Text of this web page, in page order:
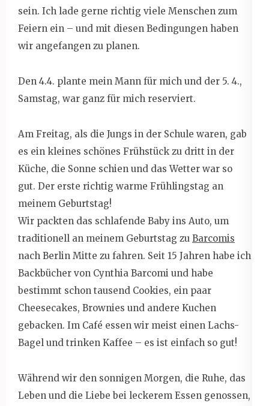
sein. Ich lade gerne richtig viele Menschen zum
Feiern ein – und mit diesen Bedingungen haben
wir angefangen zu planen.
Den 4.4. plante mein Mann für mich und der 5. 4.,
Samstag, war ganz für mich reserviert.
Am Freitag, als die Jungs in der Schule waren, gab
es ein kleines schönes Frühstück zu dritt in der
Küche, die Sonne schien und das Wetter war so
gut. Der erste richtig warme Frühlingstag an
meinem Geburtstag!
Wir packten das schlafende Baby ins Auto, um
traditionell an meinem Geburtstag zu Barcomis
nach Berlin Mitte zu fahren. Seit 15 Jahren habe ich
Backbücher von Cynthia Barcomi und habe
bestimmt schon tausend Cookies, ein paar
Cheesecakes, Brownies und andere Kuchen
gebacken. Im Café essen wir meist einen Lachs-
Bagel und trinken Kaffee – es ist einfach so gut!
Während wir den sonnigen Morgen, die Ruhe, das
Leben und die Liebe bei leckerem Essen genossen,